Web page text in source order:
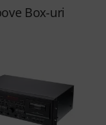
Box-uri